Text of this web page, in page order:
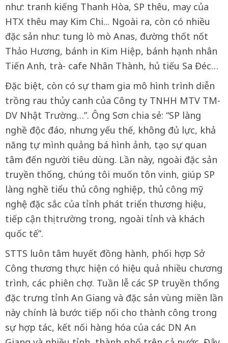
như: tranh kiếng Thanh Hòa, SP thêu, may của
HTX thêu may Kim Chi... Ngoài ra, còn có nhiều
đặc sản như: tung lò mò Anas, đường thốt nốt
Thảo Hương, bánh in Kim Hiệp, bánh hạnh nhân
Tiến Anh, trà- cafe Nhân Thành, hủ tiếu Sa Đéc…
Đặc biệt, còn có sự tham gia mô hình trình diễn
trồng rau thủy canh của Công ty TNHH MTV TM-
DV Nhật Trường…”. Ông Sơn chia sẻ: “SP làng
nghề độc đáo, nhưng yếu thế, không đủ lực, khả
năng tự mình quảng bá hình ảnh, tạo sự quan
tâm đến người tiêu dùng. Lần này, ngoài đặc sản
truyền thống, chúng tôi muốn tôn vinh, giúp SP
làng nghề tiểu thủ công nghiệp, thủ công mỹ
nghệ đặc sắc của tỉnh phát triển thương hiệu,
tiếp cận thị trường trong, ngoài tỉnh và khách
quốc tế”.
STTS luôn tâm huyết đồng hành, phối hợp Sở
Công thương thực hiện có hiệu quả nhiều chương
trình, các phiên chợ. Tuần lễ các SP truyền thống
đặc trưng tỉnh An Giang và đặc sản vùng miền lần
này chính là bước tiếp nối cho thành công trong
sự hợp tác, kết nối hàng hóa của các DN An